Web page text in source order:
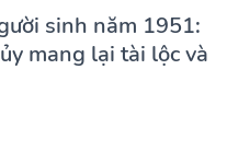
sinh năm 1951:
mang lại tài lộc và